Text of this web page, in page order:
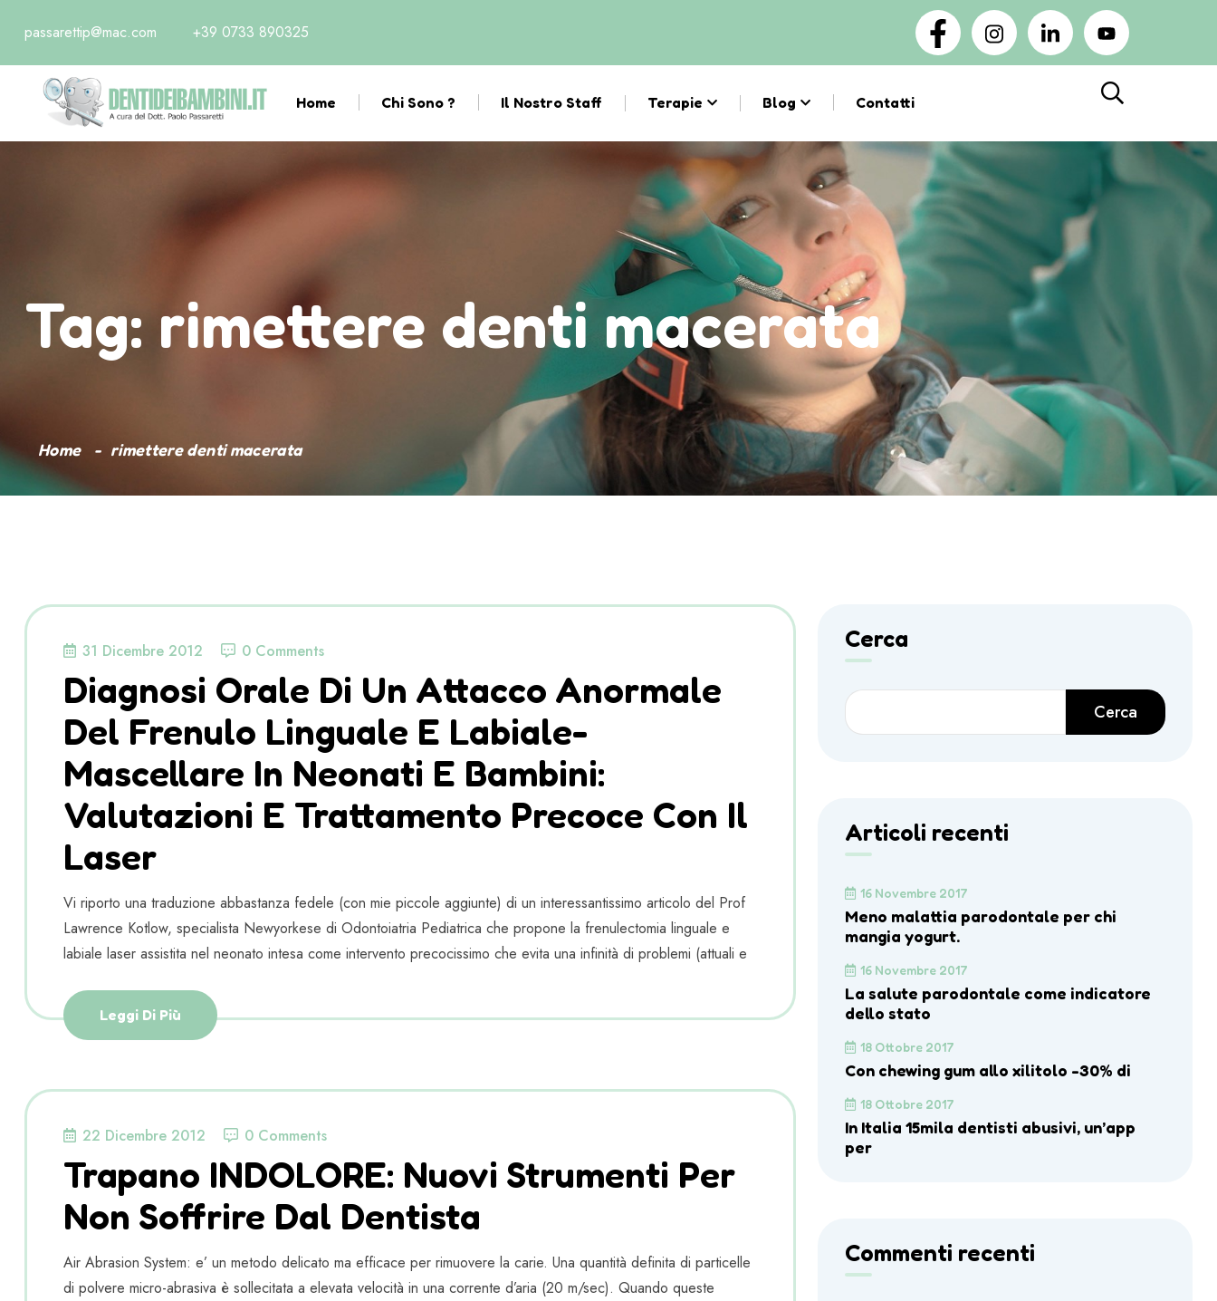
passarettip@mac.com +39 0733 890325
Home Chi Sono ? Il Nostro Staff Terapie Blog Contatti
Tag:rimettere denti macerata
Home rimettere denti macerata
31 Dicembre 2012 0 Comments
Diagnosi Orale Di Un Attacco Anormale
Del Frenulo Linguale E Labiale-
Mascellare In Neonati E Bambini:
Valutazioni E Trattamento Precoce Con Il
Laser
Vi riporto una traduzione abbastanza fedele (con mie piccole aggiunte) di un interessantissimo articolo del Prof
Lawrence Kotlow, specialista Newyorkese di Odontoiatria Pediatrica che propone la frenulectomia linguale e
labiale laser assistita nel neonato intesa come intervento precocissimo che evita una infinità di problemi (attuali e
Leggi Di Più
22 Dicembre 2012 0 Comments
Trapano INDOLORE: Nuovi Strumenti Per
Non Soffrire Dal Dentista
Air Abrasion System: e’ un metodo delicato ma efficace per rimuovere la carie. Una quantità definita di particelle
di polvere micro-abrasiva è sollecitata a elevata velocità in una corrente d’aria (20 m/sec). Quando queste
Cerca
Cerca
Articoli recenti
16 Novembre 2017
Meno malattia parodontale per chi
mangia yogurt.
16 Novembre 2017
La salute parodontale come indicatore
dello stato
18 Ottobre 2017
Con chewing gum allo xilitolo -30% di
18 Ottobre 2017
In Italia 15mila dentisti abusivi, un’app
per
Commenti recenti